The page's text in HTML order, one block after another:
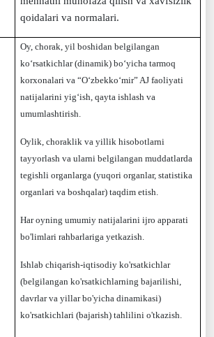
qoidalari va normalari.
Oy, chorak, yil boshidan belgilangan
ko‘rsatkichlar (dinamik) bo‘yicha tarmoq
korxonalari va “O‘zbekko‘mir” AJ faoliyati
natijalarini yig‘ish, qayta ishlash va
umumlashtirish.
Oylik, choraklik va yillik hisobotlarni
tayyorlash va ularni belgilangan muddatlarda
tegishli organlarga (yuqori organlar, statistika
organlari va boshqalar) taqdim etish.
Har oyning umumiy natijalarini ijro apparati
bo'limlari rahbarlariga yetkazish.
Ishlab chiqarish-iqtisodiy ko'rsatkichlar
(belgilangan ko'rsatkichlarning bajarilishi,
davrlar va yillar bo'yicha dinamikasi)
ko'rsatkichlari (bajarish) tahlilini o'tkazish.